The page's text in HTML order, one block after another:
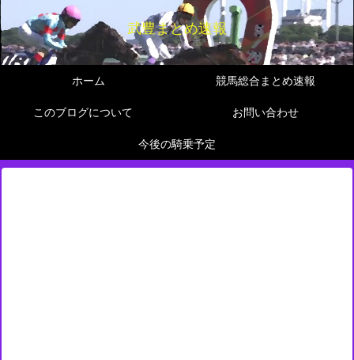
武豊まとめ速報
ホーム 競馬総合まとめ速報
このブログについて お問い合わせ
今後の騎乗予定